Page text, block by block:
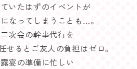
いたはずのイベントが
なってしまうことも…。
次会の幹事代行を
せるとご友人の負担はゼロ。
宴の準備に忙しい